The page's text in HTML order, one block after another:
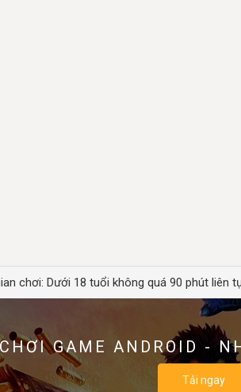
chơi: Dưới 18 tuổi không quá 90 phút liên
CHƠI GAME ANDROID -
Tải ngay